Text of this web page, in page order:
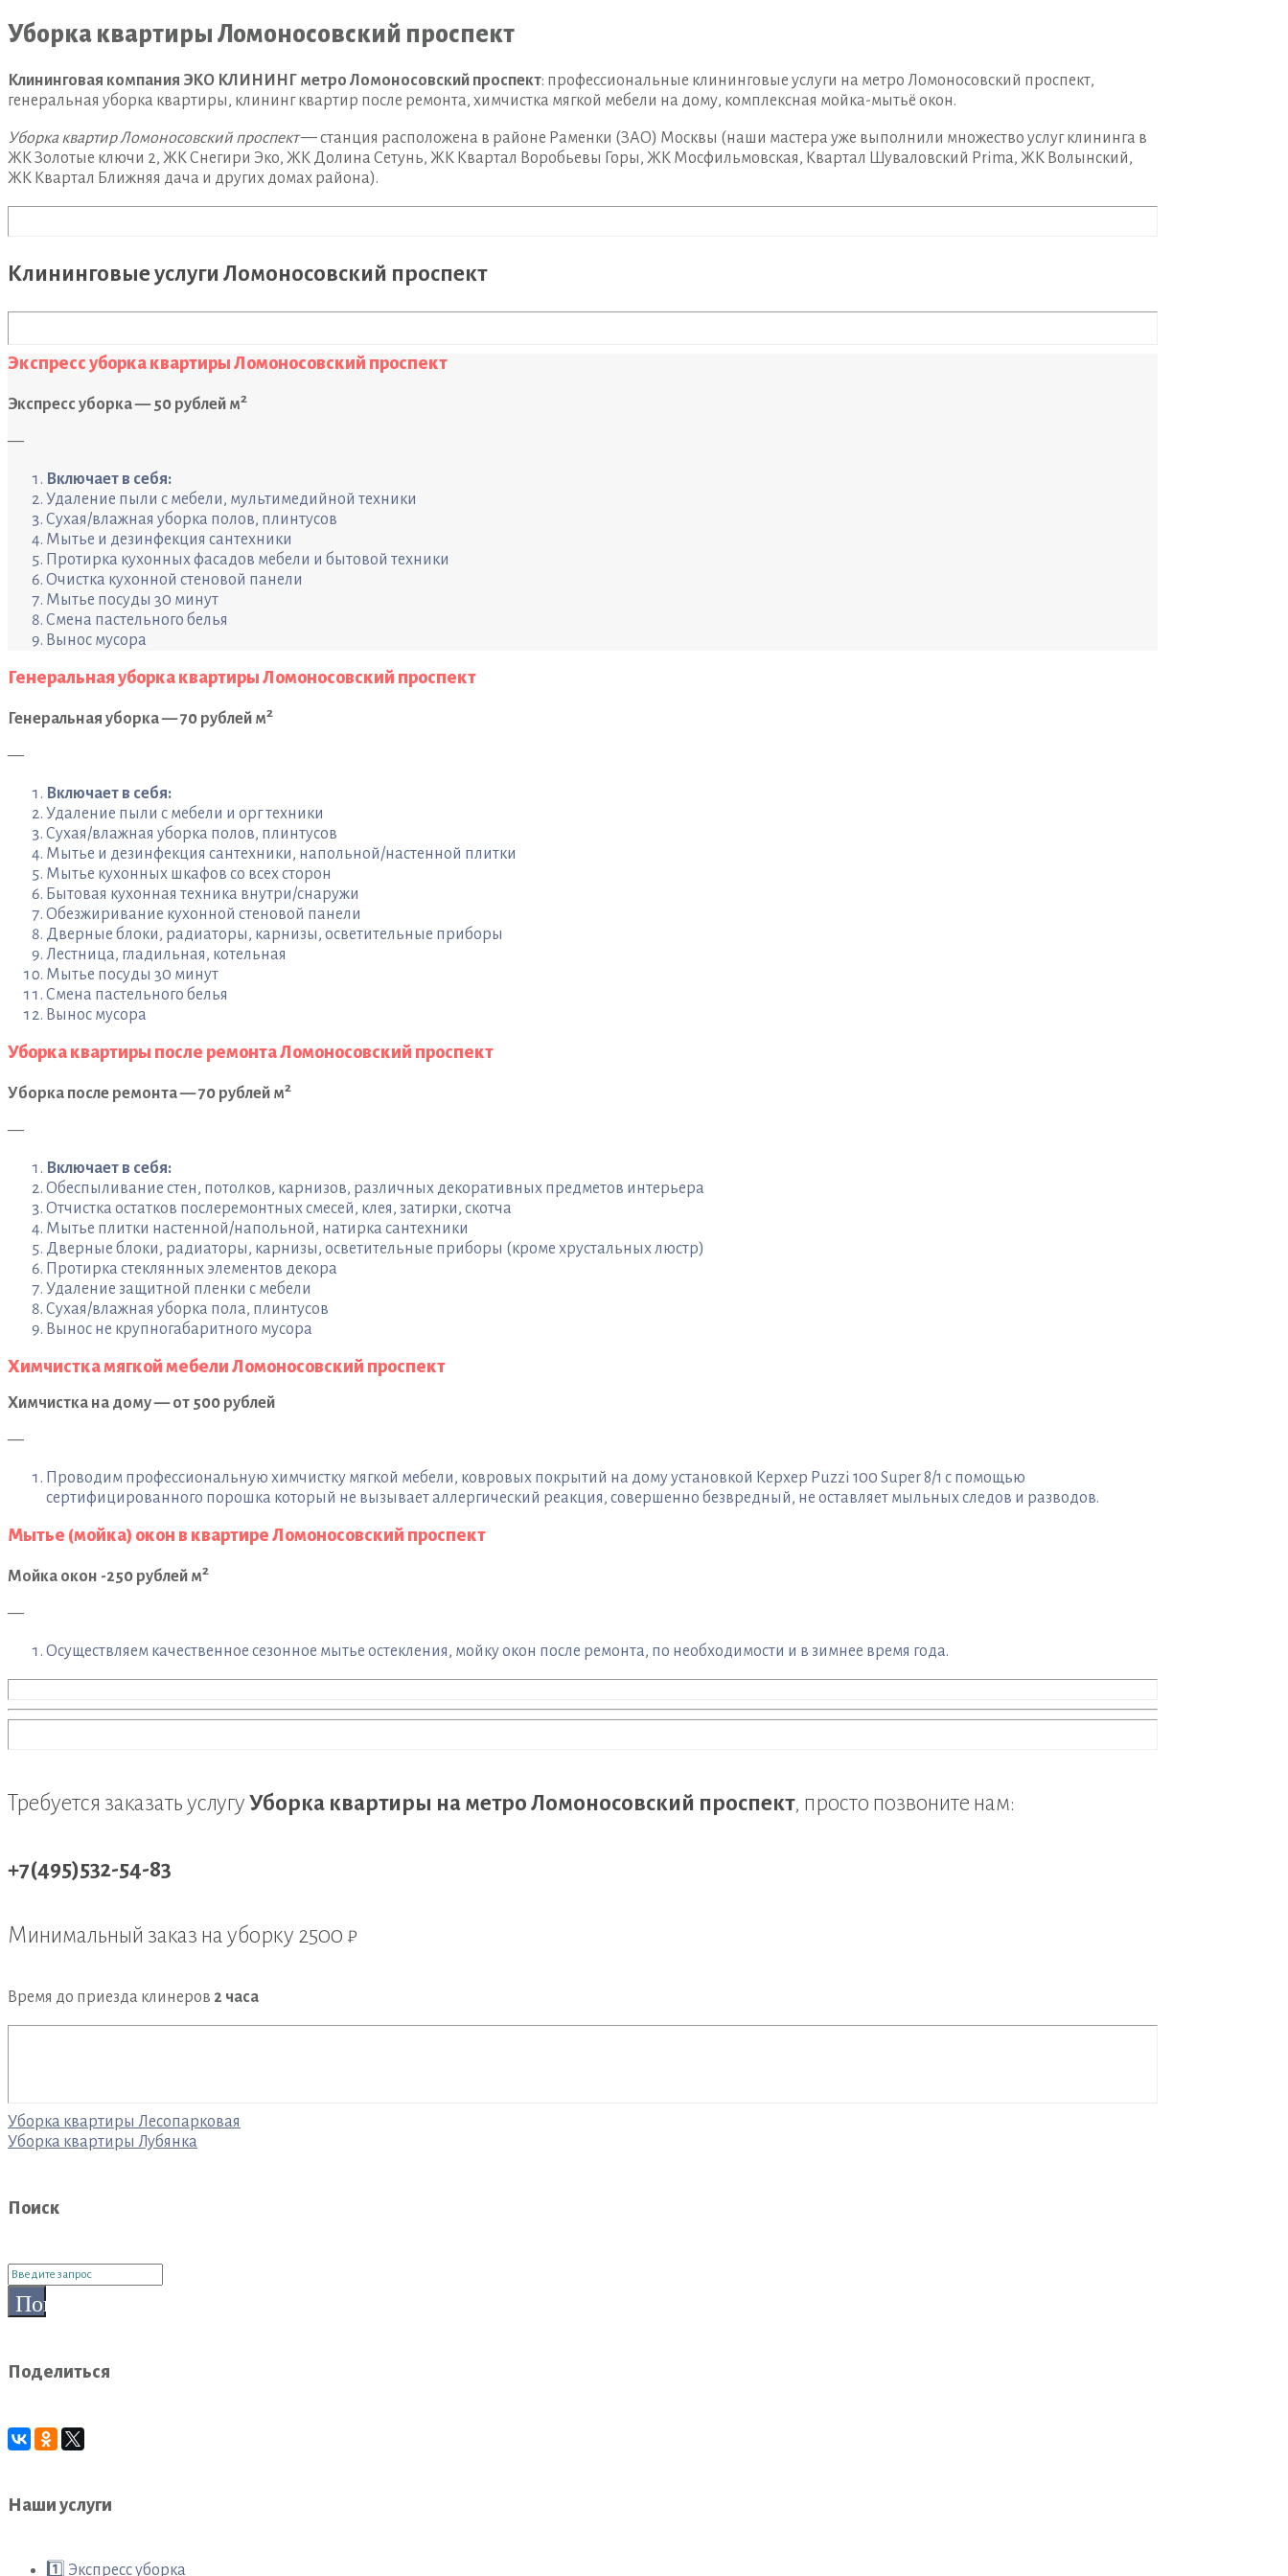
Уборка квартиры Ломоносовский проспект
Клининговая компания ЭКО КЛИНИНГ метро Ломоносовский проспект: профессиональные клининговые услуги на метро Ломоносовский проспект,
генеральная уборка квартиры, клининг квартир после ремонта, химчистка мягкой мебели на дому, комплексная мойка-мытьё окон.
Уборка квартир Ломоносовский проспект— станция расположена в районе Раменки (ЗАО) Москвы (наши мастера уже выполнили множество услуг клининга в
ЖК Золотые ключи 2, ЖК Снегири Эко, ЖК Долина Сетунь, ЖК Квартал Воробьевы Горы, ЖК Мосфильмовская, Квартал Шуваловский Prima, ЖК Волынский,
ЖК Квартал Ближняя дача и других домах района).
Клининговые услуги Ломоносовский проспект
Экспресс уборка квартиры Ломоносовский проспект
Экспресс уборка — 50 рублей м2
—
Включает в себя:
Удаление пыли с мебели, мультимедийной техники
Сухая/влажная уборка полов, плинтусов
Мытье и дезинфекция сантехники
Протирка кухонных фасадов мебели и бытовой техники
Очистка кухонной стеновой панели
Мытье посуды 30 минут
Смена пастельного белья
Вынос мусора
Генеральная уборка квартиры Ломоносовский проспект
Генеральная уборка — 70 рублей м2
—
Включает в себя:
Удаление пыли с мебели и орг техники
Сухая/влажная уборка полов, плинтусов
Мытье и дезинфекция сантехники, напольной/настенной плитки
Мытье кухонных шкафов со всех сторон
Бытовая кухонная техника внутри/снаружи
Обезжиривание кухонной стеновой панели
Дверные блоки, радиаторы, карнизы, осветительные приборы
Лестница, гладильная, котельная
Мытье посуды 30 минут
Смена пастельного белья
Вынос мусора
Уборка квартиры после ремонта Ломоносовский проспект
Уборка после ремонта — 70 рублей м2
—
Включает в себя:
Обеспыливание стен, потолков, карнизов, различных декоративных предметов интерьера
Отчистка остатков послеремонтных смесей, клея, затирки, скотча
Мытье плитки настенной/напольной, натирка сантехники
Дверные блоки, радиаторы, карнизы, осветительные приборы (кроме хрустальных люстр)
Протирка стеклянных элементов декора
Удаление защитной пленки с мебели
Сухая/влажная уборка пола, плинтусов
Вынос не крупногабаритного мусора
Химчистка мягкой мебели Ломоносовский проспект
Химчистка на дому — от 500 рублей
—
Проводим профессиональную химчистку мягкой мебели, ковровых покрытий на дому установкой Керхер Puzzi 100 Super 8/1 с помощью
сертифицированного порошка который не вызывает аллергический реакция, совершенно безвредный, не оставляет мыльных следов и разводов.
Мытье (мойка) окон в квартире Ломоносовский проспект
Мойка окон -250 рублей м2
—
Осуществляем качественное сезонное мытье остекления, мойку окон после ремонта, по необходимости и в зимнее время года.
Требуется заказать услугу Уборка квартиры на метро Ломоносовский проспект, просто позвоните нам:
+7(495)532-54-83
Минимальный заказ на уборку 2500 ₽
Время до приезда клинеров 2 часа
Навигация
по
Уборка квартиры Лесопарковая
Уборка квартиры Лубянка
Поиск
Поиск
для:
Поиск
Поделиться
Наши услуги
1️⃣ Экспресс уборка